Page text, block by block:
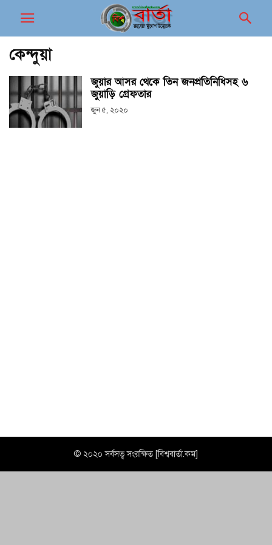
কেন্দুয়া
জুয়ার আসর থেকে তিন জনপ্রতিনিধিসহ ৬
জুয়াড়ি গ্রেফতার
জুন ৫, ২০২০
© ২০২০ সর্বসত্ব সংরক্ষিত [বিশ্ববার্তা.কম]